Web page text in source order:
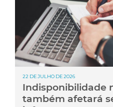
22 DE JULHO DE 2026
Indisponibilidade
também afetará